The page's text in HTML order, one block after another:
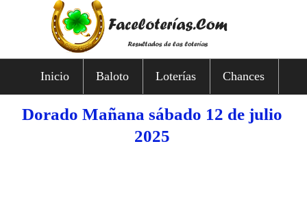
Inicio Baloto Loterías Chances
Dorado Mañana sábado 12 de julio
2025